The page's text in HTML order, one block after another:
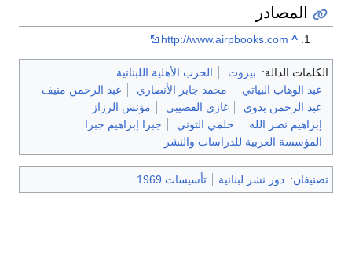
المصادر
^
http://www.airpbooks.com
الكلمات الدالة: بيروت
الحرب الأهلية اللبنانية
عبد الوهاب البياتي
محمد جابر الأنصاري
عبد الرحمن منيف
عبد الرحمن بدوي
غازي القصيبي
مؤنس الرزاز
إبراهيم نصر الله
حلمي التوني
جبرا إبراهيم جبرا
المؤسسة العربية للدراسات والنشر
تصنيفان: دور نشر لبنانية تأسيسات 1969